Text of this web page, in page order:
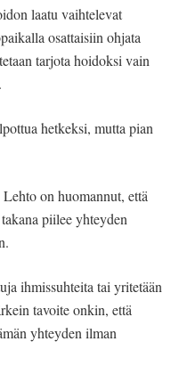
laatu vaihtelevat
osattaisiin ohjata
tarjota hoidoksi vain
hetkeksi, mutta pian
on huomannut, että
piilee yhteyden
ihmissuhteita tai yritetään
tavoite onkin, että
yhteyden ilman